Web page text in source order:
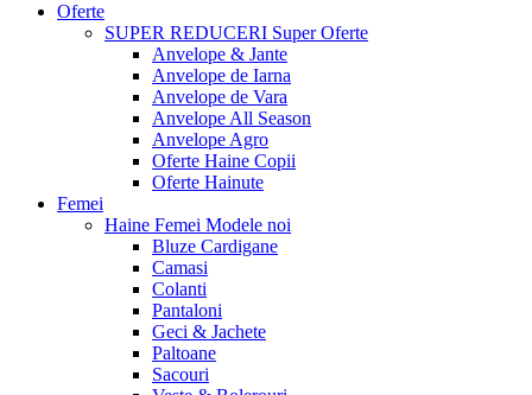
Oferte
SUPER REDUCERI Super Oferte
Anvelope & Jante
Anvelope de Iarna
Anvelope de Vara
Anvelope All Season
Anvelope Agro
Oferte Haine Copii
Oferte Hainute
Femei
Haine Femei Modele noi
Bluze Cardigane
Camasi
Colanti
Pantaloni
Geci & Jachete
Paltoane
Sacouri